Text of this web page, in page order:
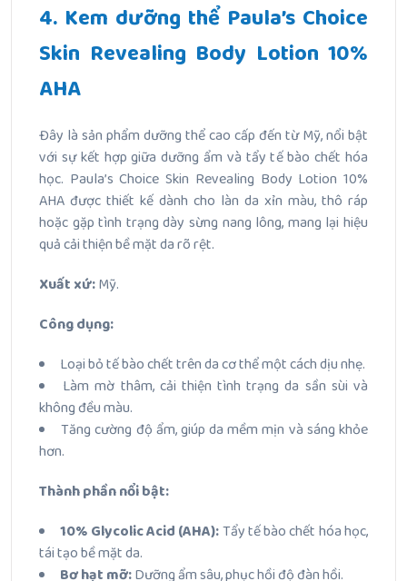
4. Kem dưỡng thể Paula’s Choice
Skin Revealing Body Lotion 10%
AHA
Đây là sản phẩm dưỡng thể cao cấp đến từ Mỹ, nổi bật
với sự kết hợp giữa dưỡng ẩm và tẩy tế bào chết hóa
học. Paula’s Choice Skin Revealing Body Lotion 10%
AHA được thiết kế dành cho làn da xỉn màu, thô ráp
hoặc gặp tình trạng dày sừng nang lông, mang lại hiệu
quả cải thiện bề mặt da rõ rệt.
Xuất xứ:Mỹ.
Công dụng:
Loại bỏ tế bào chết trên da cơ thể một cách dịu nhẹ.
Làm mờ thâm, cải thiện tình trạng da sần sùi và
không đều màu.
Tăng cường độ ẩm, giúp da mềm mịn và sáng khỏe
hơn.
Thành phần nổi bật:
10% Glycolic Acid (AHA):Tẩy tế bào chết hóa học,
tái tạo bề mặt da.
Bơ hạt mỡ:Dưỡng ẩm sâu, phục hồi độ đàn hồi.